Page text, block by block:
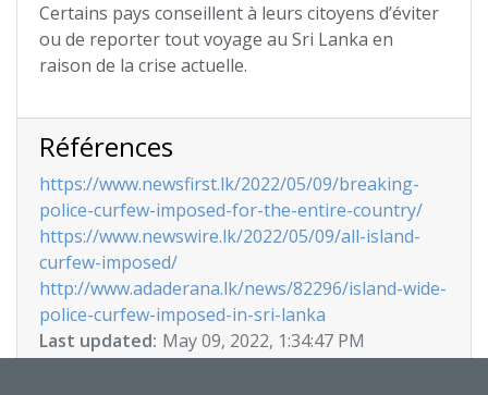
Certains pays conseillent à leurs citoyens d’éviter
ou de reporter tout voyage au Sri Lanka en
raison de la crise actuelle.
Références
https://www.newsfirst.lk/2022/05/09/breaking-
police-curfew-imposed-for-the-entire-country/
https://www.newswire.lk/2022/05/09/all-island-
curfew-imposed/
http://www.adaderana.lk/news/82296/island-wide-
police-curfew-imposed-in-sri-lanka
Last updated: May 09, 2022, 1:34:47 PM